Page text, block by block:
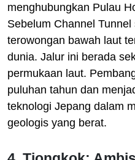
menghubungkan Pulau
Sebelum Channel
terowongan bawah laut
dunia. Jalur ini berada
permukaan laut.
puluhan tahun dan
teknologi Jepang dalam
geologis yang berat.